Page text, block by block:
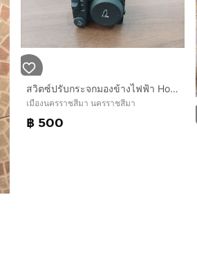
สวิตซ์ปรับกระจกมองข้างไฟฟ้า Honda Jazz แบบมีปุ่มพับกระจก (แท้ญี่ปุ่น มือ2)
เมืองนครราชสีมา นครราชสีมา
฿ 500